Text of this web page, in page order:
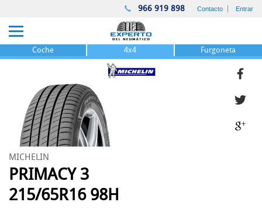
966 919 898 Contacto Entrar
Coche 4x4 Furgoneta
MICHELIN
PRIMACY 3
215/65R16 98H